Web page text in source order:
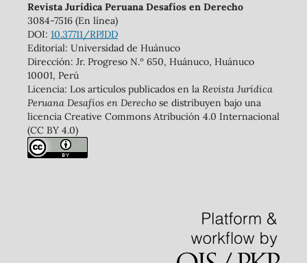
Revista Jurídica Peruana Desafíos en Derecho
3084-7516 (En línea)
DOI: 10.37711/RPJDD
Editorial: Universidad de Huánuco
Dirección: Jr. Progreso N.º 650, Huánuco, Huánuco
10001, Perú
Licencia: Los artículos publicados en la Revista Jurídica
Peruana Desafíos en Derechose distribuyen bajo una
licencia Creative Commons Atribución 4.0 Internacional
(CC BY 4.0)